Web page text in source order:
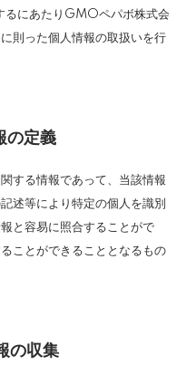
るにあたりGMOペパボ株式会
に則った個人情報の取扱いを行
の定義
する情報であって、当該情報
述等により特定の個人を識別
と容易に照合することがで
ことができることとなるもの
の収集